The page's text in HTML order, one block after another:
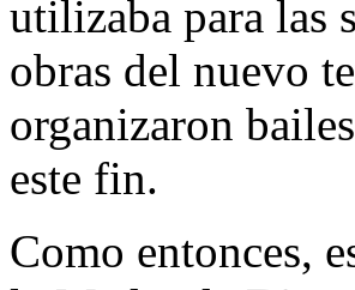
utilizaba para las
obras del nuevo
organizaron
este fin.
Como entonces,